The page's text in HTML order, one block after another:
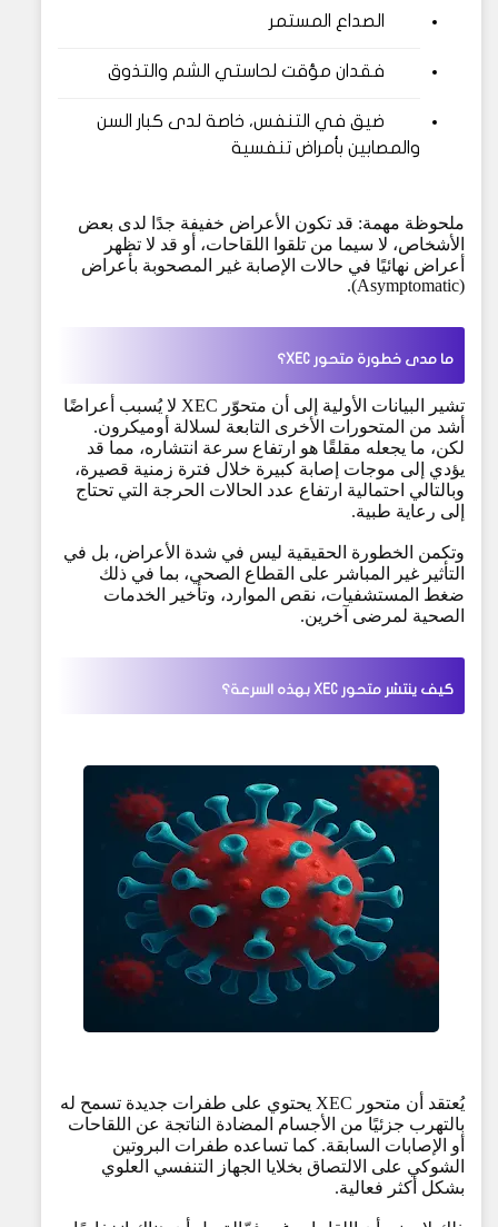
الصداع المستمر
فقدان مؤقت لحاستي الشم والتذوق
ضيق في التنفس، خاصة لدى كبار السن
والمصابين بأمراض تنفسية
ملحوظة مهمة: قد تكون الأعراض خفيفة جدًا لدى بعض
الأشخاص، لا سيما من تلقوا اللقاحات، أو قد لا تظهر
أعراض نهائيًا في حالات الإصابة غير المصحوبة بأعراض
(Asymptomatic).
ما مدى خطورة متحور XEC؟
تشير البيانات الأولية إلى أن متحوّر XEC لا يُسبب أعراضًا
أشد من المتحورات الأخرى التابعة لسلالة أوميكرون.
لكن، ما يجعله مقلقًا هو ارتفاع سرعة انتشاره، مما قد
يؤدي إلى موجات إصابة كبيرة خلال فترة زمنية قصيرة،
وبالتالي احتمالية ارتفاع عدد الحالات الحرجة التي تحتاج
إلى رعاية طبية.
وتكمن الخطورة الحقيقية ليس في شدة الأعراض، بل في
التأثير غير المباشر على القطاع الصحي، بما في ذلك
ضغط المستشفيات، نقص الموارد، وتأخير الخدمات
الصحية لمرضى آخرين.
كيف ينتشر متحور XEC بهذه السرعة؟
يُعتقد أن متحور XEC يحتوي على طفرات جديدة تسمح له
بالتهرب جزئيًا من الأجسام المضادة الناتجة عن اللقاحات
أو الإصابات السابقة. كما تساعده طفرات البروتين
الشوكي على الالتصاق بخلايا الجهاز التنفسي العلوي
بشكل أكثر فعالية.